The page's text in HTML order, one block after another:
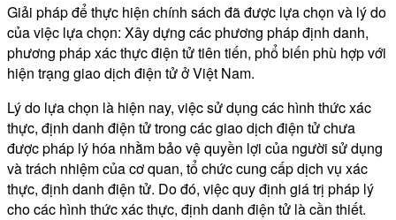
Giải pháp để thực hiện chính sách đã được lựa chọn và lý do
của việc lựa chọn: Xây dựng các phương pháp định danh,
phương pháp xác thực điện tử tiên tiến, phổ biến phù hợp với
hiện trạng giao dịch điện tử ở Việt Nam.
Lý do lựa chọn là hiện nay, việc sử dụng các hình thức xác
thực, định danh điện tử trong các giao dịch điện tử chưa
được pháp lý hóa nhằm bảo vệ quyền lợi của người sử dụng
và trách nhiệm của cơ quan, tổ chức cung cấp dịch vụ xác
thực, định danh điện tử. Do đó, việc quy định giá trị pháp lý
cho các hình thức xác thực, định danh điện tử là cần thiết.